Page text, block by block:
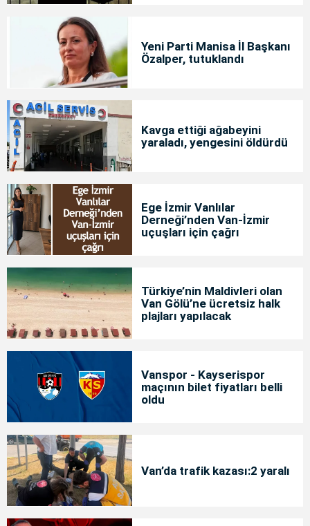
Yeni Parti Manisa İl Başkanı
Özalper, tutuklandı
Kavga ettiği ağabeyini
yaraladı, yengesini öldürdü
Ege İzmir Vanlılar
Derneği’nden Van-İzmir
uçuşları için çağrı
Türkiye’nin Maldivleri olan
Van Gölü’ne ücretsiz halk
plajları yapılacak
Vanspor - Kayserispor
maçının bilet fiyatları belli
oldu
Van’da trafik kazası:2 yaralı